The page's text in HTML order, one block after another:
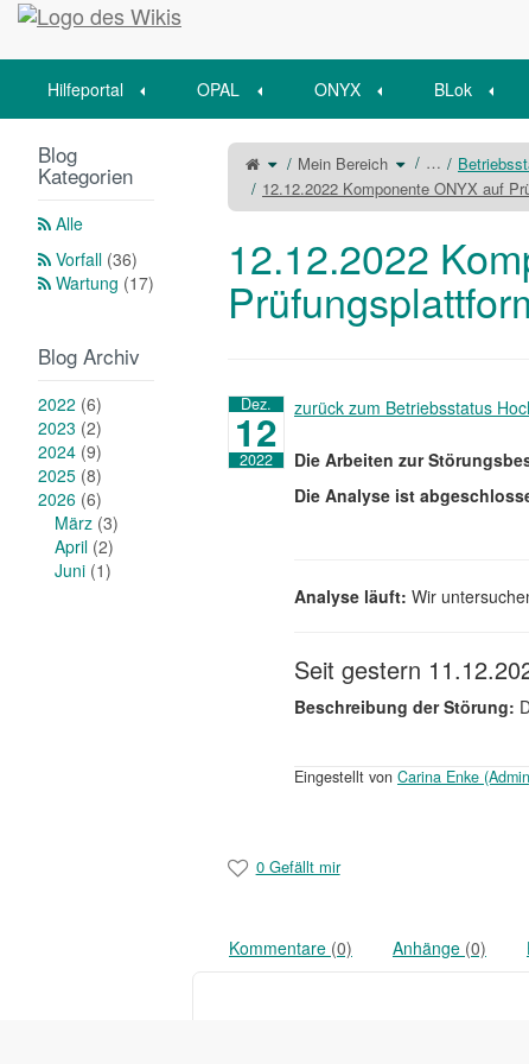
Startseite
Hilfeportal OPAL ONYX BLok
Schalte
denübergeordneten
Baum
von
12.12.2022
Komponente
ONYX
kurzzeitig
nicht
nutzbar
um.
Mein Bereich Schalte
denVerzeichnisbaum
unter
Mein
Bereich
um.
…
12.12.2022 Komponente ONYX auf
12.12.2022
Dez.
12
2022
zurück zum Betriebsstatus
Die Arbeiten zur
Die Analyse ist
Analyse läuft: Wir
Seit gestern
Beschreibung der Störung:
Eingestellt von Carina Enke
0 Gefällt mir
Kommentare (0) Anhänge (0)
Blog
Kategorien
Alle
Vorfall (36)
Wartung (17)
Blog Archiv
2022 (6)
2023 (2)
2024 (9)
2025 (8)
2026 (6)
März (3)
April (2)
Juni (1)